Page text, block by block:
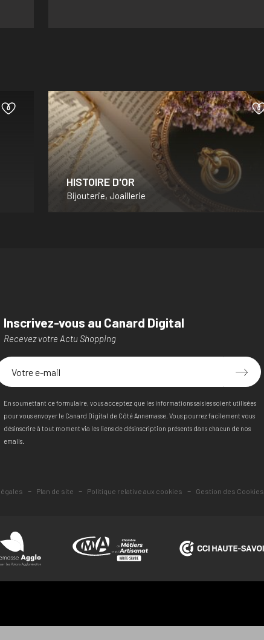
HISTOIRE D'OR
Bijouterie, Joaillerie
Inscrivez-vous au Canard Digital
Recevez votre Actu Shopping
En soumettant ce formulaire, vous acceptez que les informations saisies soient utilisées
pour vous envoyer le Canard Digital de Côté Annemasse. Vous pourrez facilement vous
désinscrire à tout moment via les liens de désinscription présents dans chacun de nos
emails.
- Plan de site - Politique relative aux cookies - Gestion des Cookies